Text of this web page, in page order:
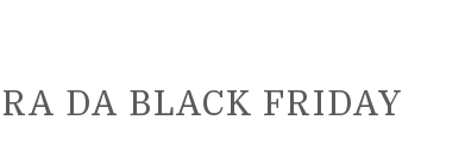
DA BLACK FRIDAY